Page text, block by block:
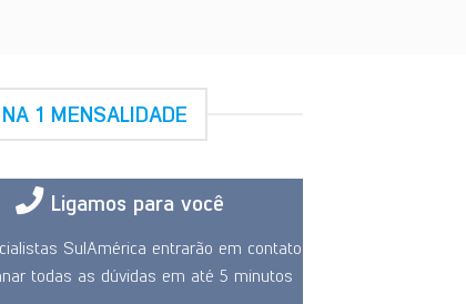
1 MENSALIDADE
Ligamos para você
SulAmérica entrarão em contato
todas as dúvidas em até 5 minutos